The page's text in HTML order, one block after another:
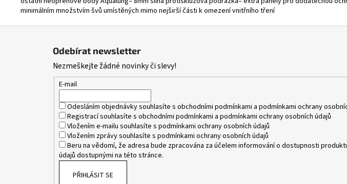
minimálním množstvím švů umístěných mimo nejširší části k omezení vnitřního tření
Odebírat newsletter
Nezmeškejte žádné novinky či slevy!
E-mail
Odesláním objednávky souhlasíte s obchodními podmínkami a podmínkami ochrany
Registrací souhlasíte s obchodními podmínkami a podmínkami ochrany osobních údajů
Vložením e-mailu souhlasíte s podmínkami ochrany osobních údajů
Vložením zprávy souhlasíte s podmínkami ochrany osobních údajů
Beru na vědomí, že adresa bude zpracována za účelem informování o dostupnosti
údajů dostupnými na této stránce.
PŘIHLÁSIT SE